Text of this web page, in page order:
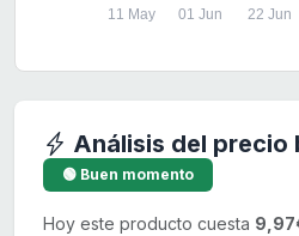
11 May 01 Jun 22 Jun
Análisis del precio
🟢 Buen momento
Hoy este producto cuesta